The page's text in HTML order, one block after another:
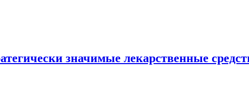
значимые лекарственные